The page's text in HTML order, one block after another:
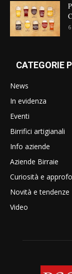
CATEGORIE
News
In evidenza
Eventi
Birrifici artigianali
Info aziende
Aziende Birraie
Curiosità e
Novità e tendenze
Video